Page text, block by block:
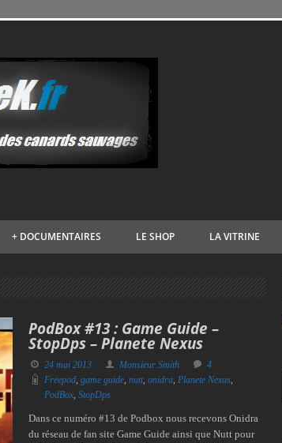
DOCUMENTAIRES
+ LE SHOP LA VITRINE
PodBox #13 : Game Guide –
StopDps – Planete Nexus
24 mai 2013 Monsieur Smith
4
Freepod, game guide, nutt, onidra, Planete Nexus,
PodBox, StopDps
Dans ce numéro #13 de Podbox nous recevons Onidra
du réseau de fan site Game Guide ainsi que Nutt pour